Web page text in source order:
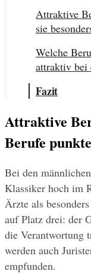
Attraktive
sie
Welche
attraktiv bei
Fazit
Attraktive
Berufe
Bei den
Klassiker hoch im
Ärzte als
auf Platz drei: der
die Verantwortung
werden auch
empfunden.